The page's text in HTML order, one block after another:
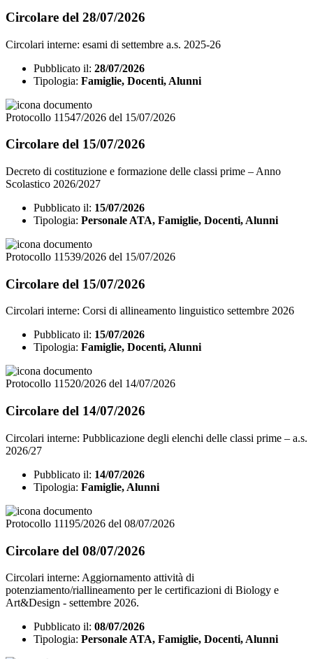
Circolare del 28/07/2026
Circolari interne: esami di settembre a.s. 2025-26
Pubblicato il: 28/07/2026
Tipologia: Famiglie, Docenti, Alunni
Protocollo 11547/2026 del 15/07/2026
Circolare del 15/07/2026
Decreto di costituzione e formazione delle classi prime – Anno
Scolastico 2026/2027
Pubblicato il: 15/07/2026
Tipologia: Personale ATA, Famiglie, Docenti, Alunni
Protocollo 11539/2026 del 15/07/2026
Circolare del 15/07/2026
Circolari interne: Corsi di allineamento linguistico settembre 2026
Pubblicato il: 15/07/2026
Tipologia: Famiglie, Docenti, Alunni
Protocollo 11520/2026 del 14/07/2026
Circolare del 14/07/2026
Circolari interne: Pubblicazione degli elenchi delle classi prime – a.s.
2026/27
Pubblicato il: 14/07/2026
Tipologia: Famiglie, Alunni
Protocollo 11195/2026 del 08/07/2026
Circolare del 08/07/2026
Circolari interne: Aggiornamento attività di
potenziamento/riallineamento per le certificazioni di Biology e
Art&Design - settembre 2026.
Pubblicato il: 08/07/2026
Tipologia: Personale ATA, Famiglie, Docenti, Alunni